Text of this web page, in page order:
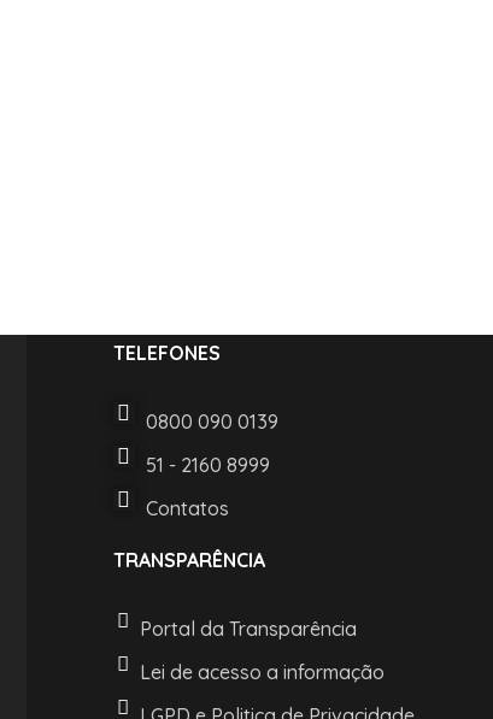
TELEFONES
0800 090 0139
51 - 2160 8999
Contatos
TRANSPARÊNCIA
Portal da Transparência
Lei de acesso a informação